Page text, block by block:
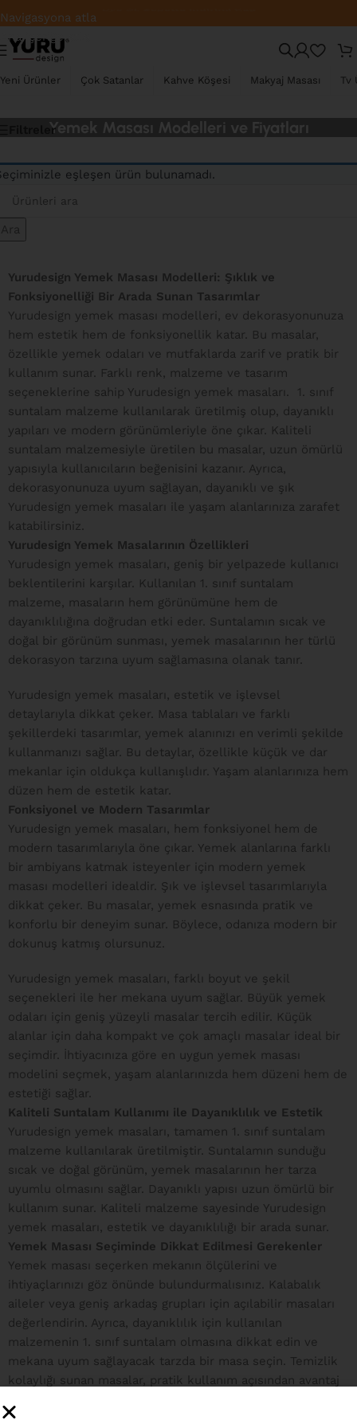
Navigasyona atla
Ana içeriğe atla
Yeni Ürünler Çok Satanlar Kahve Köşesi Makyaj Masası Tv
Yemek Masası Modelleri ve Fiyatları
Filtreler
eşleşen ürün bulunamadı.
Ara
Yurudesign Yemek Masası Modelleri: Şıklık ve
Fonksiyonelliği Bir Arada Sunan Tasarımlar
Yurudesign yemek masası modelleri, ev dekorasyonunuza
hem estetik hem de fonksiyonellik katar. Bu masalar,
özellikle yemek odaları ve mutfaklarda zarif ve pratik bir
kullanım sunar. Farklı renk, malzeme ve tasarım
seçeneklerine sahip Yurudesign yemek masaları. 1. sınıf
suntalam malzeme kullanılarak üretilmiş olup, dayanıklı
yapıları ve modern görünümleriyle öne çıkar. Kaliteli
suntalam malzemesiyle üretilen bu masalar, uzun ömürlü
yapısıyla kullanıcıların beğenisini kazanır. Ayrıca,
dekorasyonunuza uyum sağlayan, dayanıklı ve şık
Yurudesign yemek masaları ile yaşam alanlarınıza zarafet
katabilirsiniz.
Yurudesign Yemek Masalarının Özellikleri
Yurudesign yemek masaları, geniş bir yelpazede kullanıcı
beklentilerini karşılar. Kullanılan 1. sınıf suntalam
malzeme, masaların hem görünümüne hem de
dayanıklılığına doğrudan etki eder. Suntalamın sıcak ve
doğal bir görünüm sunması, yemek masalarının her türlü
dekorasyon tarzına uyum sağlamasına olanak tanır.
Yurudesign yemek masaları, estetik ve işlevsel
detaylarıyla dikkat çeker. Masa tablaları ve farklı
şekillerdeki tasarımlar, yemek alanınızı en verimli şekilde
kullanmanızı sağlar. Bu detaylar, özellikle küçük ve dar
mekanlar için oldukça kullanışlıdır. Yaşam alanlarınıza hem
düzen hem de estetik katar.
Fonksiyonel ve Modern Tasarımlar
Yurudesign yemek masaları, hem fonksiyonel hem de
modern tasarımlarıyla öne çıkar. Yemek alanlarına farklı
bir ambiyans katmak isteyenler için modern yemek
masası modelleri idealdir. Şık ve işlevsel tasarımlarıyla
dikkat çeker. Bu masalar, yemek esnasında pratik ve
konforlu bir deneyim sunar. Böylece, odanıza modern bir
dokunuş katmış olursunuz.
Yurudesign yemek masaları, farklı boyut ve şekil
seçenekleri ile her mekana uyum sağlar. Büyük yemek
odaları için geniş yüzeyli masalar tercih edilir. Küçük
alanlar için daha kompakt ve çok amaçlı masalar ideal bir
seçimdir. İhtiyacınıza göre en uygun yemek masası
modelini seçmek, yaşam alanlarınızda hem düzeni hem de
estetiği sağlar.
Kaliteli Suntalam Kullanımı ile Dayanıklılık ve Estetik
Yurudesign yemek masaları, tamamen 1. sınıf suntalam
malzeme kullanılarak üretilmiştir. Suntalamın sunduğu
sıcak ve doğal görünüm, yemek masalarının her tarza
uyumlu olmasını sağlar. Dayanıklı yapısı uzun ömürlü bir
kullanım sunar. Kaliteli malzeme sayesinde Yurudesign
yemek masaları, estetik ve dayanıklılığı bir arada sunar.
Yemek Masası Seçiminde Dikkat Edilmesi Gerekenler
Yemek masası seçerken mekanın ölçülerini ve
ihtiyaçlarınızı göz önünde bulundurmalısınız. Kalabalık
aileler veya geniş arkadaş grupları için açılabilir masaları
değerlendirin. Ayrıca, dayanıklılık için kullanılan
malzemenin 1. sınıf suntalam olmasına dikkat edin ve
mekana uyum sağlayacak tarzda bir masa seçin. Temizlik
kolaylığı sunan masalar, pratik kullanım açısından avantaj
size rehberlik edecektir.